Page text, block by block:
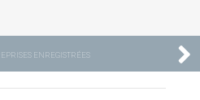
ENREGISTRÉES